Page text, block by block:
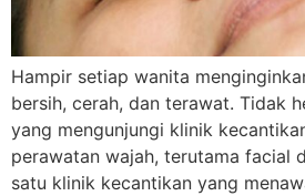
Hampir setiap wanita
bersih, cerah, dan terawat. Tidak
yang mengunjungi klinik
perawatan wajah, terutama facial
satu klinik kecantikan yang